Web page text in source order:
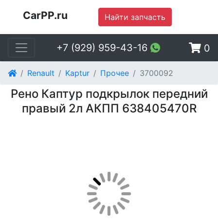
CarPP.ru Найти запчасть
+7 (929) 959-43-16 0
Renault Kaptur Прочее 3700092
Рено Каптур подкрылок передний
правый 2л АКПП 638405470R